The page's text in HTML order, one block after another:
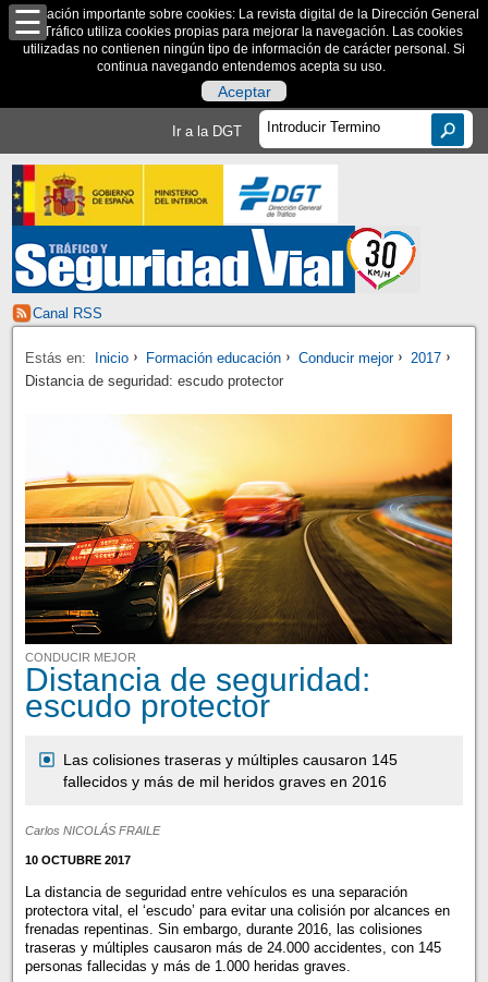
Información importante sobre cookies: La revista digital de la Dirección General
de Tráfico utiliza cookies propias para mejorar la navegación. Las cookies
utilizadas no contienen ningún tipo de información de carácter personal. Si
continua navegando entendemos acepta su uso.
Aceptar
Ir a la DGT
Canal RSS
Estás en: Inicio Formación educación Conducir mejor
2017
Distancia de seguridad: escudo protector
CONDUCIR MEJOR
Distancia de seguridad:
escudo protector
Las colisiones traseras y múltiples causaron 145
fallecidos y más de mil heridos graves en 2016
Carlos NICOLÁS FRAILE
10 OCTUBRE 2017
La distancia de seguridad entre vehículos es una separación
protectora vital, el ‘escudo’ para evitar una colisión por alcances en
frenadas repentinas. Sin embargo, durante 2016, las colisiones
traseras y múltiples causaron más de 24.000 accidentes, con 145
personas fallecidas y más de 1.000 heridas graves.